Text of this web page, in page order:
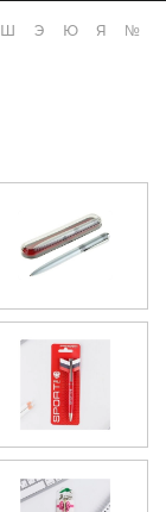
Э Ю Я №